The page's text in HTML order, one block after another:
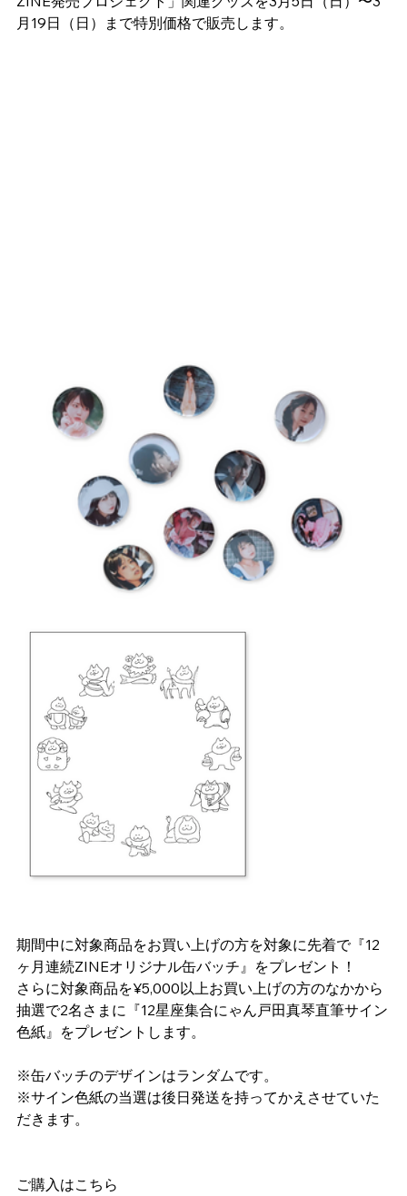
月19日（日）まで特別価格で販売します。
期間中に対象商品をお買い上げの方を対象に先着で『12
ヶ月連続ZINEオリジナル缶バッチ』をプレゼント！
さらに対象商品を¥5,000以上お買い上げの方のなかから
抽選で2名さまに『12星座集合にゃん戸田真琴直筆サイン
色紙』をプレゼントします。
※缶バッチのデザインはランダムです。
※サイン色紙の当選は後日発送を持ってかえさせていた
だきます。
ご購入はこちら